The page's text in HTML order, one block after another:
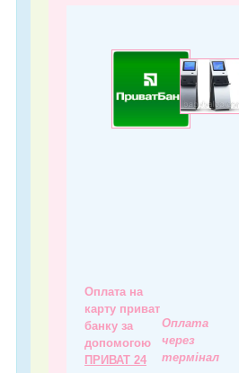
Оплата на
карту приват
банку за
допомогою
ПРИВАТ 24
Оплата
через
термінал